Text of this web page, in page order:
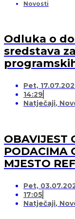
Novosti
Odluka o
sredstava
medijskih
Pet,
14:29
Natječaji,
OBAVIJEST
PODACIMA
MJESTO
Pet,
17:05
Natječaji,